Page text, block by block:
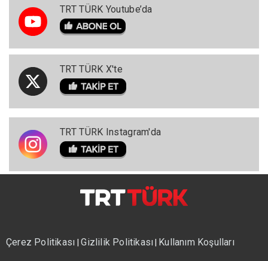
TRT TÜRK Youtube’da
TRT TÜRK X'te
TRT TÜRK Instagram'da
Çerez Politikası|Gizlilik Politikası| Kullanım Koşulları